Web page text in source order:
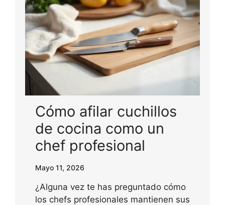
Cómo afilar cuchillos
de cocina como un
chef profesional
Mayo 11, 2026
¿Alguna vez te has preguntado cómo
los chefs profesionales mantienen sus